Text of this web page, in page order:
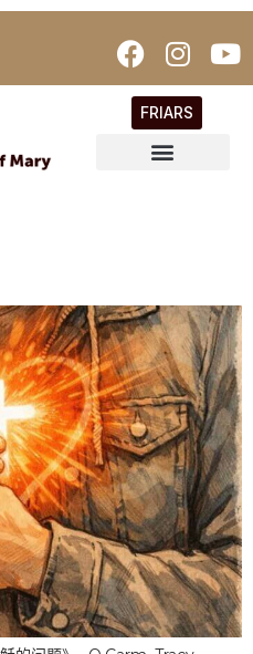
FRIARS